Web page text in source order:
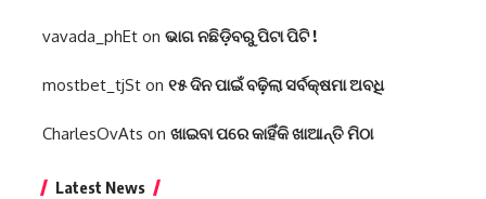
vavada_phEt on ଭାଗ ନଛିଡ଼ିବରୁ ପିଟା ପିଟି !
mostbet_tjSt on ୧୫ ଦିନ ପାଇଁ ବଢ଼ିଲା ସର୍ବକ୍ଷମା ଅବଧି
CharlesOvAts on ଖାଇବା ପରେ କାହିଁକି ଖାଆନ୍ତି ମିଠା
Latest News